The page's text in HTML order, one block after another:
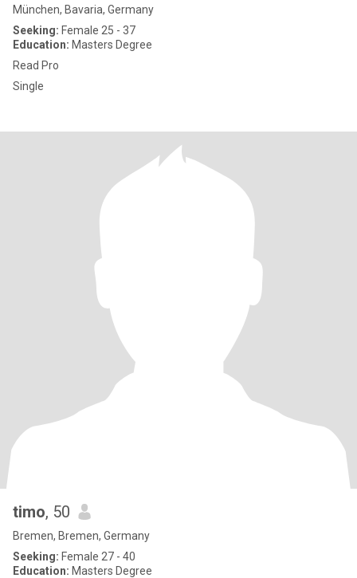
München, Bavaria, Germany
Seeking: Female 25 - 37
Education: Masters Degree
Read Pro
Single
timo, 50
Bremen, Bremen, Germany
Seeking: Female 27 - 40
Education: Masters Degree